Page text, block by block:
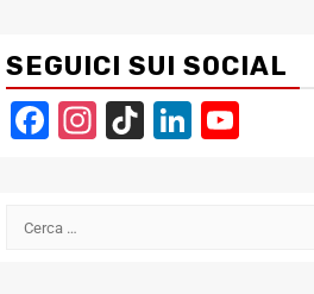
SEGUICI SUI SOCIAL
Facebook
Instagram
TikTokLinkedIn
Ricerca